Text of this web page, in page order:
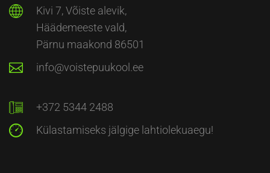
Kivi 7, Võiste alevik,
Häädemeeste vald,
Pärnu maakond 86501
info@voistepuukool.ee
+372 5344 2488
Külastamiseks jälgige lahtiolekuaegu!